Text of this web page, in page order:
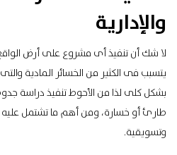
والإدارية
لا شك أن تنفيذ أى مشروع على أرض
يتسبب فى الكثير من الخسائر المادية
بشكل كلى لذا من الأحوط تنفيذ دراسة
طارئ أو خسارة، ومن أهم ما تشتمل عليه
وتسويقية.